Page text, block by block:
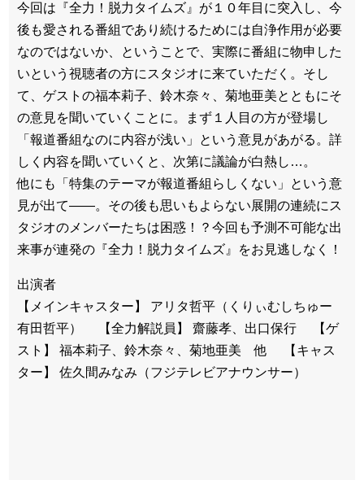
今回は『全力！脱力タイムズ』が１０年目に突入し、今
後も愛される番組であり続けるためには自浄作用が必要
なのではないか、ということで、実際に番組に物申した
いという視聴者の方にスタジオに来ていただく。そし
て、ゲストの福本莉子、鈴木奈々、菊地亜美とともにそ
の意見を聞いていくことに。まず１人目の方が登場し
「報道番組なのに内容が浅い」という意見があがる。詳
しく内容を聞いていくと、次第に議論が白熱し…。
他にも「特集のテーマが報道番組らしくない」という意
見が出て――。その後も思いもよらない展開の連続にス
タジオのメンバーたちは困惑！？今回も予測不可能な出
来事が連発の『全力！脱力タイムズ』をお見逃しなく！
出演者
【メインキャスター】 アリタ哲平（くりぃむしちゅー
有田哲平） 【全力解説員】 齋藤孝、出口保行 【ゲ
スト】 福本莉子、鈴木奈々、菊地亜美 他 【キャス
ター】 佐久間みなみ（フジテレビアナウンサー）